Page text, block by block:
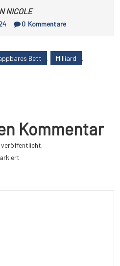
NICOLE
0 Kommentare
Bett , Milliard
,
Kommentar
veröffentlicht.